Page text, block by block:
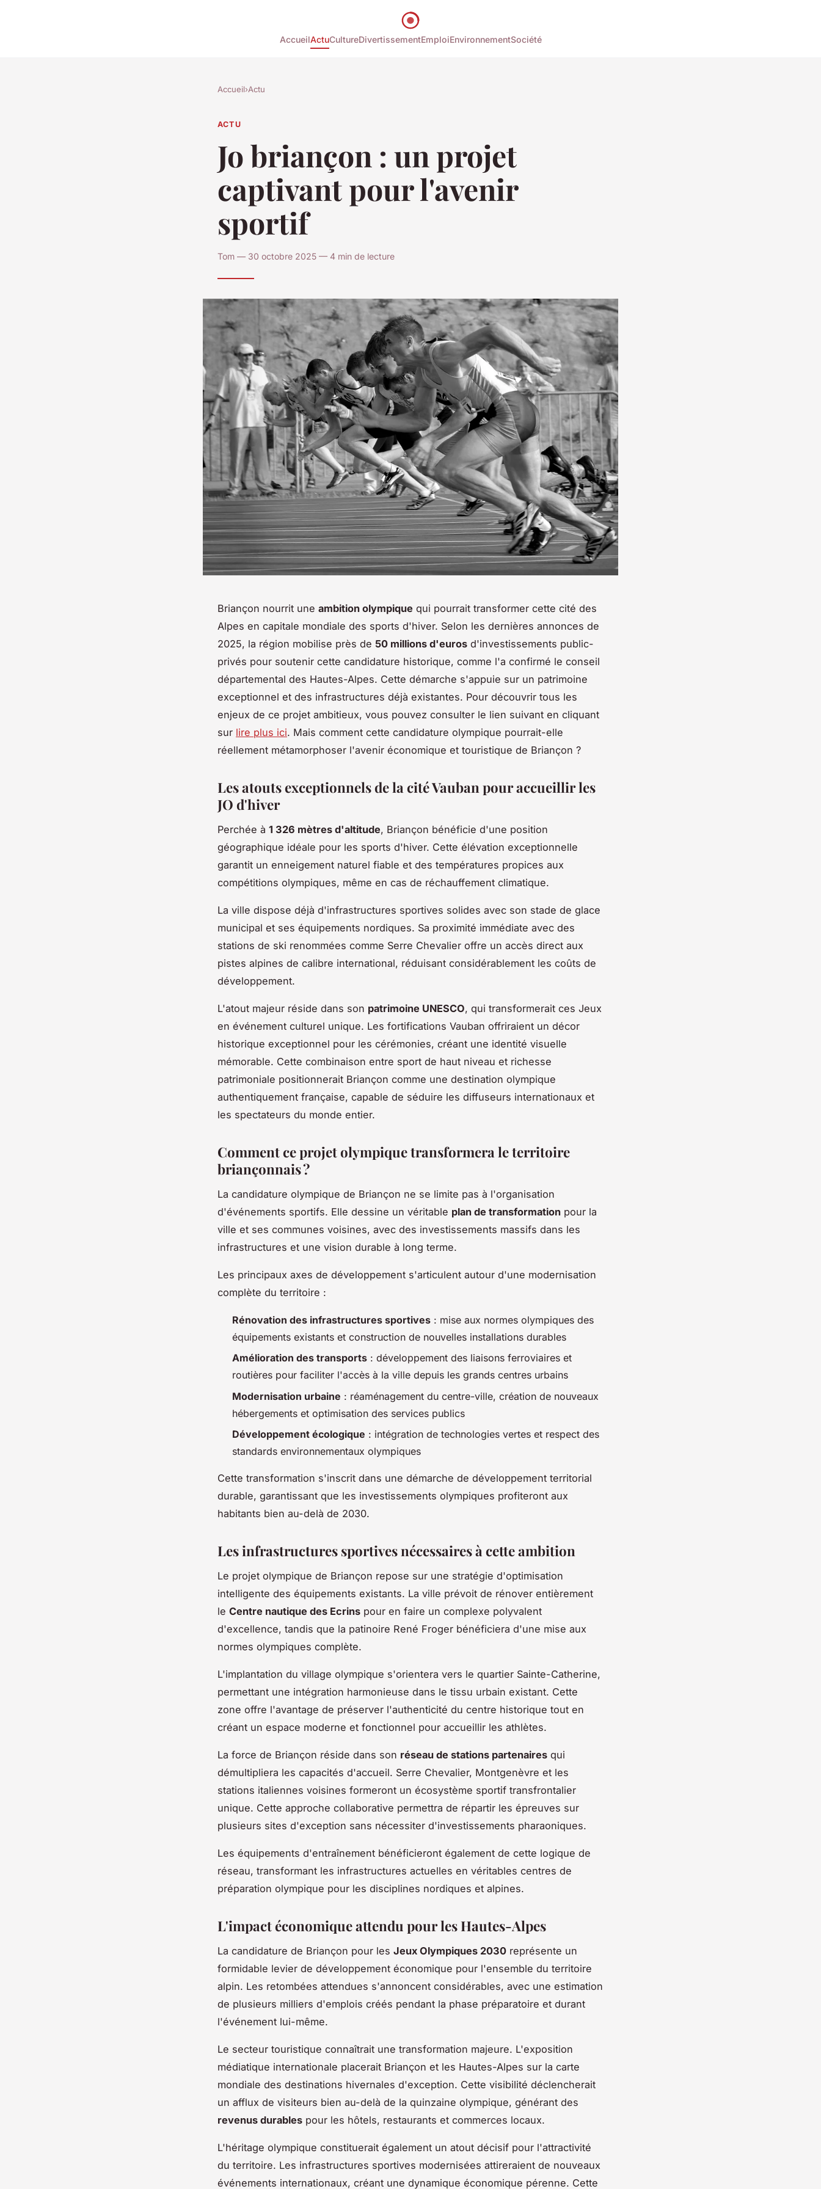
AccueilActuCultureDivertissementEmploiEnvironnementSociété
Accueil›Actu
ACTU
Jo briançon : un projet
captivant pour l'avenir
sportif
Tom — 30 octobre 2025 — 4 min de lecture
Briançon nourrit une ambition olympique qui pourrait transformer cette cité des
Alpes en capitale mondiale des sports d'hiver. Selon les dernières annonces de
2025, la région mobilise près de 50 millions d'euros d'investissements public-
privés pour soutenir cette candidature historique, comme l'a confirmé le conseil
départemental des Hautes-Alpes. Cette démarche s'appuie sur un patrimoine
exceptionnel et des infrastructures déjà existantes. Pour découvrir tous les
enjeux de ce projet ambitieux, vous pouvez consulter le lien suivant en cliquant
sur lire plus ici. Mais comment cette candidature olympique pourrait-elle
réellement métamorphoser l'avenir économique et touristique de Briançon ?
Les atouts exceptionnels de la cité Vauban pour accueillir les
JO d'hiver
Perchée à 1 326 mètres d'altitude, Briançon bénéficie d'une position
géographique idéale pour les sports d'hiver. Cette élévation exceptionnelle
garantit un enneigement naturel fiable et des températures propices aux
compétitions olympiques, même en cas de réchauffement climatique.
La ville dispose déjà d'infrastructures sportives solides avec son stade de glace
municipal et ses équipements nordiques. Sa proximité immédiate avec des
stations de ski renommées comme Serre Chevalier offre un accès direct aux
pistes alpines de calibre international, réduisant considérablement les coûts de
développement.
L'atout majeur réside dans son patrimoine UNESCO, qui transformerait ces Jeux
en événement culturel unique. Les fortifications Vauban offriraient un décor
historique exceptionnel pour les cérémonies, créant une identité visuelle
mémorable. Cette combinaison entre sport de haut niveau et richesse
patrimoniale positionnerait Briançon comme une destination olympique
authentiquement française, capable de séduire les diffuseurs internationaux et
les spectateurs du monde entier.
Comment ce projet olympique transformera le territoire
briançonnais ?
La candidature olympique de Briançon ne se limite pas à l'organisation
d'événements sportifs. Elle dessine un véritable plan de transformation pour la
ville et ses communes voisines, avec des investissements massifs dans les
infrastructures et une vision durable à long terme.
Les principaux axes de développement s'articulent autour d'une modernisation
complète du territoire :
Rénovation des infrastructures sportives : mise aux normes olympiques des
équipements existants et construction de nouvelles installations durables
Amélioration des transports : développement des liaisons ferroviaires et
routières pour faciliter l'accès à la ville depuis les grands centres urbains
Modernisation urbaine : réaménagement du centre-ville, création de nouveaux
hébergements et optimisation des services publics
Développement écologique : intégration de technologies vertes et respect des
standards environnementaux olympiques
Cette transformation s'inscrit dans une démarche de développement territorial
durable, garantissant que les investissements olympiques profiteront aux
habitants bien au-delà de 2030.
Les infrastructures sportives nécessaires à cette ambition
Le projet olympique de Briançon repose sur une stratégie d'optimisation
intelligente des équipements existants. La ville prévoit de rénover entièrement
le Centre nautique des Ecrins pour en faire un complexe polyvalent
d'excellence, tandis que la patinoire René Froger bénéficiera d'une mise aux
normes olympiques complète.
L'implantation du village olympique s'orientera vers le quartier Sainte-Catherine,
permettant une intégration harmonieuse dans le tissu urbain existant. Cette
zone offre l'avantage de préserver l'authenticité du centre historique tout en
créant un espace moderne et fonctionnel pour accueillir les athlètes.
La force de Briançon réside dans son réseau de stations partenaires qui
démultipliera les capacités d'accueil. Serre Chevalier, Montgenèvre et les
stations italiennes voisines formeront un écosystème sportif transfrontalier
unique. Cette approche collaborative permettra de répartir les épreuves sur
plusieurs sites d'exception sans nécessiter d'investissements pharaoniques.
Les équipements d'entraînement bénéficieront également de cette logique de
réseau, transformant les infrastructures actuelles en véritables centres de
préparation olympique pour les disciplines nordiques et alpines.
L'impact économique attendu pour les Hautes-Alpes
La candidature de Briançon pour les Jeux Olympiques 2030 représente un
formidable levier de développement économique pour l'ensemble du territoire
alpin. Les retombées attendues s'annoncent considérables, avec une estimation
de plusieurs milliers d'emplois créés pendant la phase préparatoire et durant
l'événement lui-même.
Le secteur touristique connaîtrait une transformation majeure. L'exposition
médiatique internationale placerait Briançon et les Hautes-Alpes sur la carte
mondiale des destinations hivernales d'exception. Cette visibilité déclencherait
un afflux de visiteurs bien au-delà de la quinzaine olympique, générant des
revenus durables pour les hôtels, restaurants et commerces locaux.
L'héritage olympique constituerait également un atout décisif pour l'attractivité
du territoire. Les infrastructures sportives modernisées attireraient de nouveaux
événements internationaux, créant une dynamique économique pérenne. Cette